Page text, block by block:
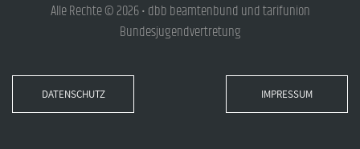
Alle Rechte © 2026 • dbb beamtenbund und tarifunion
Bundesjugendvertretung
DATENSCHUTZ IMPRESSUM